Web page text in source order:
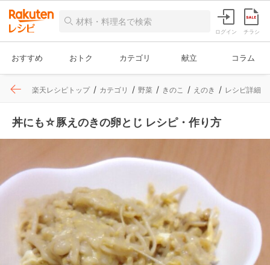
ログイン チラシ
おすすめ おトク カテゴリ 献立 コラム
楽天レシピトップ カテゴリ 野菜 きのこ えのき レシピ詳細
丼にも☆豚えのきの卵とじ レシピ・作り方